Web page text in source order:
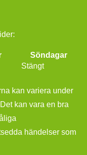
Söndagar
Stängt
kan variera under
kan vara en bra
händelser som